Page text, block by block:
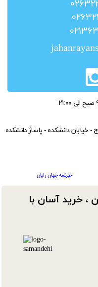
، خرید آسان با
خبرنامه جهان رایان
- خیابان دانشکده - پاساژ دانشکده